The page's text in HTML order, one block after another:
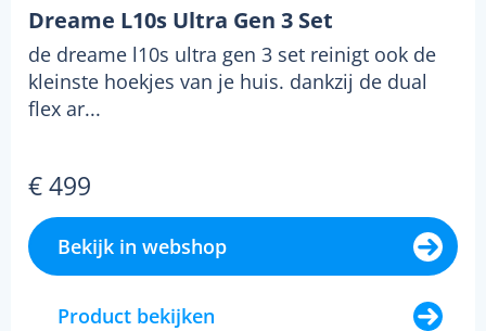
Dreame L10s Ultra Gen 3 Set
de dreame l10s ultra gen 3 set reinigt ook de
kleinste hoekjes van je huis. dankzij de dual
flex ar...
€ 499
Bekijk in webshop
Product bekijken